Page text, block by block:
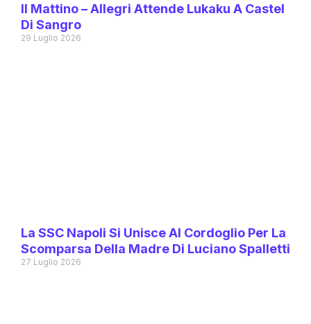
Il Mattino – Allegri Attende Lukaku A Castel
Di Sangro
29 Luglio 2026
La SSC Napoli Si Unisce Al Cordoglio Per La
Scomparsa Della Madre Di Luciano Spalletti
27 Luglio 2026